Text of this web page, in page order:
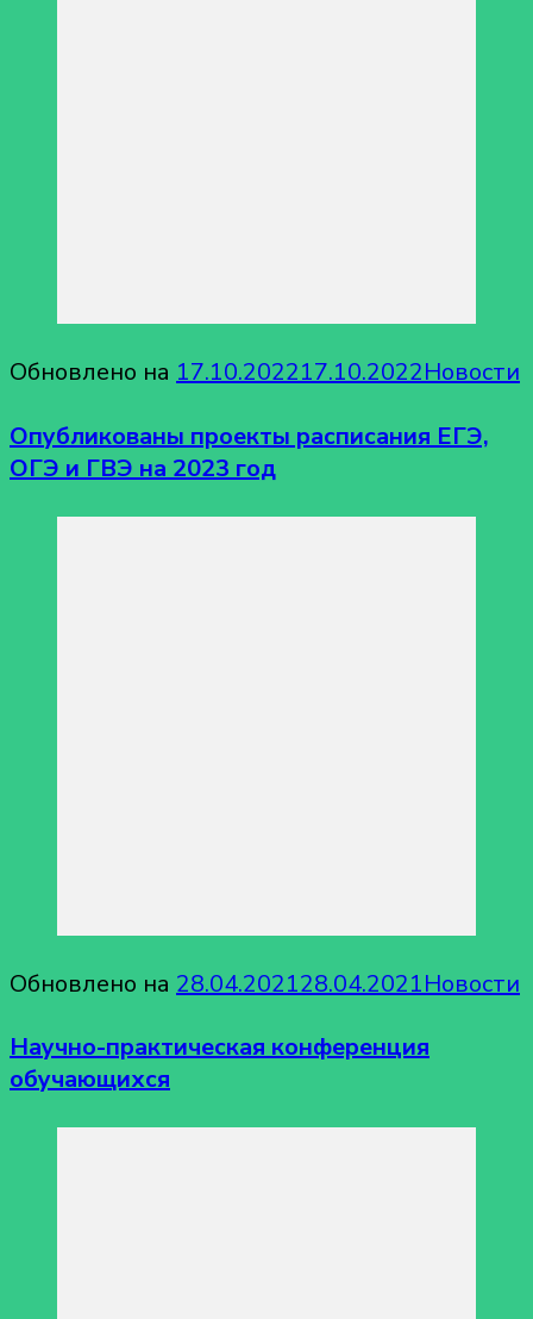
Обновлено на 17.10.202217.10.2022Новости
Опубликованы проекты расписания ЕГЭ,
ОГЭ и ГВЭ на 2023 год
Обновлено на 28.04.202128.04.2021Новости
Научно-практическая конференция
обучающихся